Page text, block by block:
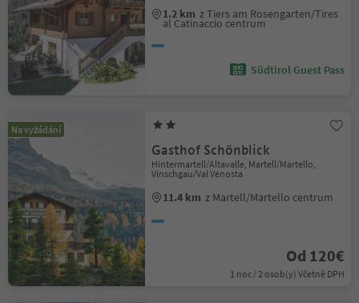
1.2 km z Tiers am Rosengarten/Tires
al Catinaccio centrum
Südtirol Guest Pass
Na vyžádání
Gasthof Schönblick
Hintermartell/Altavalle, Martell/Martello,
Vinschgau/Val Venosta
11.4 km z Martell/Martello centrum
Od 120€
1 noc / 2 osob(y) Včetně DPH